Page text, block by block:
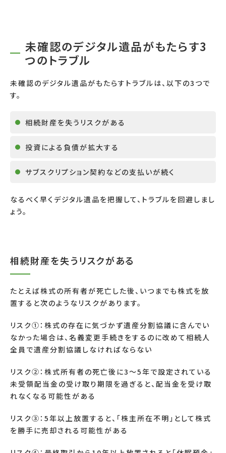
未確認のデジタル遺品がもたらす3
つのトラブル
未確認のデジタル遺品がもたらすトラブルは、以下の3つで
す。
相続財産を失うリスクがある
投資による負債が拡大する
サブスクリプション契約などの支払いが続く
なるべく早くデジタル遺品を把握して、トラブルを回避しまし
ょう。
相続財産を失うリスクがある
たとえば株式の所有者が死亡した後、いつまでも株式を放
置すると次のようなリスクがあります。
リスク①：株式の存在に気づかず遺産分割協議に含んでい
なかった場合は、名義変更手続きをするのに改めて相続人
全員で遺産分割協議しなければならない
リスク②：株式所有者の死亡後に3～5年で設定されている
未受領配当金の受け取り期限を過ぎると、配当金を受け取
れなくなる可能性がある
リスク③：5年以上放置すると、「株主所在不明」として株式
を勝手に売却される可能性がある